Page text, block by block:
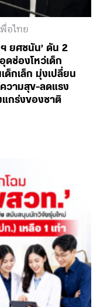
อไทย
ยศชนัน’ ดัน 2
ดช่องโหว่เด็ก
กเล็ก มุ่งเปลี่ยน
ความสุข-ลดแรง
กร่งของชาติ